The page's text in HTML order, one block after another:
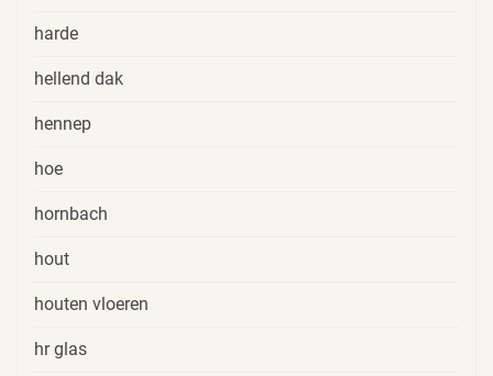
harde
hellend dak
hennep
hoe
hornbach
hout
houten vloeren
hr glas